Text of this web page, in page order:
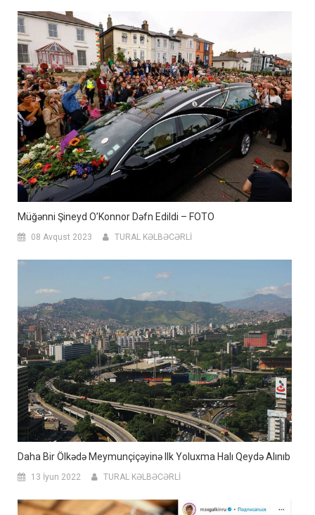
Müğənni Şineyd O’Konnor Dəfn Edildi – FOTO
08 Avqust 2023 TURAL KƏLBƏCƏRLİ
Daha Bir Ölkədə Meymunçiçəyinə Ilk Yoluxma Halı Qeydə Alınıb
13 İyun 2022 TURAL KƏLBƏCƏRLİ